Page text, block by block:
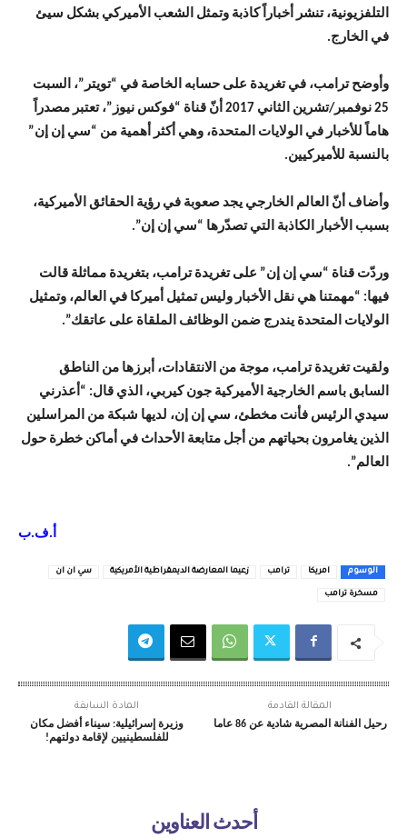
التلفزيونية، تنشر أخباراً كاذبة وتمثل الشعب الأميركي بشكل سيئ
في الخارج.
وأوضح ترامب، في تغريدة على حسابه الخاصة في “تويتر”، السبت
25 نوفمبر/تشرين الثاني 2017 أنّ قناة “فوكس نيوز”، تعتبر مصدراً
هاماً للأخبار في الولايات المتحدة، وهي أكثر أهمية من “سي إن إن”
بالنسبة للأميركيين.
وأضاف أنّ العالم الخارجي يجد صعوبة في رؤية الحقائق الأميركية،
بسبب الأخبار الكاذبة التي تصدّرها “سي إن إن”.
وردّت قناة “سي إن إن” على تغريدة ترامب، بتغريدة مماثلة قالت
فيها: “مهمتنا هي نقل الأخبار وليس تمثيل أميركا في العالم، وتمثيل
الولايات المتحدة يندرج ضمن الوظائف الملقاة على عاتقك”.
ولقيت تغريدة ترامب، موجة من الانتقادات، أبرزها من الناطق
السابق باسم الخارجية الأميركية جون كيربي، الذي قال: “أعذرني
سيدي الرئيس فأنت مخطئ، سي إن إن، لديها شبكة من المراسلين
الذين يغامرون بحياتهم من أجل متابعة الأحداث في أماكن خطرة حول
العالم”.
أ.ف.ب
الوسوم امريكا ترامب زعيما المعارضة الديمقراطية الأمريكية سي ان ان
مسخرة ترامب
المادة السابقة
وزيرة إسرائيلية: سيناء أفضل مكان
للفلسطينيين لإقامة دولتهم!
المقالة القادمة
رحيل الفنانة المصرية شادية عن 86 عاما
أحدث العناوين